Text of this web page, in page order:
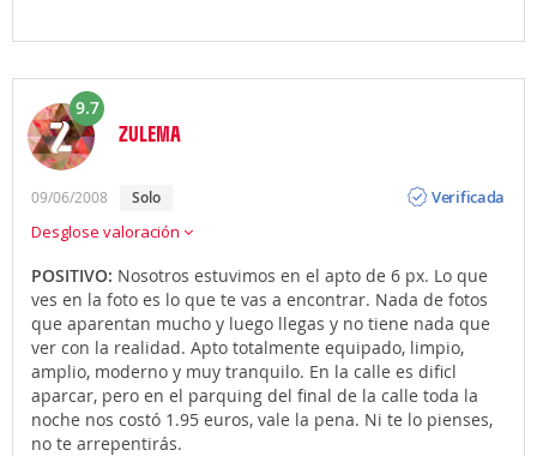
9.7
ZULEMA
09/06/2008 solo
Verificada
Desglose valoración
POSITIVO: Nosotros estuvimos en el apto de 6 px. Lo que
ves en la foto es lo que te vas a encontrar. Nada de fotos
que aparentan mucho y luego llegas y no tiene nada que
ver con la realidad. Apto totalmente equipado, limpio,
amplio, moderno y muy tranquilo. En la calle es dificl
aparcar, pero en el parquing del final de la calle toda la
noche nos costó 1.95 euros, vale la pena. Ni te lo pienses,
no te arrepentirás.